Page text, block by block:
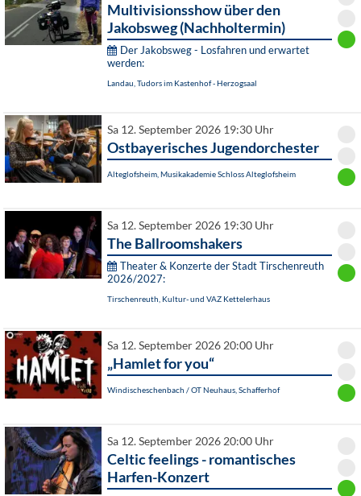
Multivisionsshow über den
Jakobsweg (Nachholtermin)
Der Jakobsweg - Losfahren und erwartet
werden:
Landau, Tudors im Kastenhof - Herzogsaal
Sa 12. September 2026 19:30 Uhr
Ostbayerisches Jugendorchester
Alteglofsheim, Musikakademie Schloss Alteglofsheim
Sa 12. September 2026 19:30 Uhr
The Ballroomshakers
Theater & Konzerte der Stadt Tirschenreuth
2026/2027:
Tirschenreuth, Kultur- und VAZ Kettelerhaus
Sa 12. September 2026 20:00 Uhr
„Hamlet for you“
Windischeschenbach / OT Neuhaus, Schafferhof
Sa 12. September 2026 20:00 Uhr
Celtic feelings - romantisches
Harfen-Konzert